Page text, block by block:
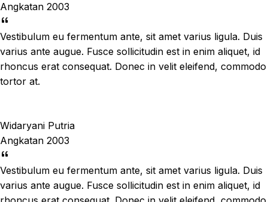
Angkatan 2003
Vestibulum eu fermentum ante, sit amet varius ligula. Duis
varius ante augue. Fusce sollicitudin est in enim aliquet, id
rhoncus erat consequat. Donec in velit eleifend, commodo
tortor at.
Widaryani Putria
Angkatan 2003
Vestibulum eu fermentum ante, sit amet varius ligula. Duis
varius ante augue. Fusce sollicitudin est in enim aliquet, id